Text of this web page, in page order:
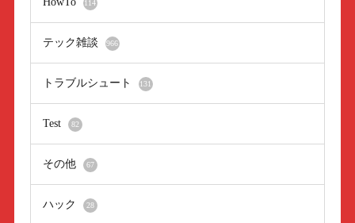
114
テック雑談 966
トラブルシュート 131
Test 82
その他 67
ハック 28